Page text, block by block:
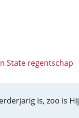
State regentschap
is, zoo is